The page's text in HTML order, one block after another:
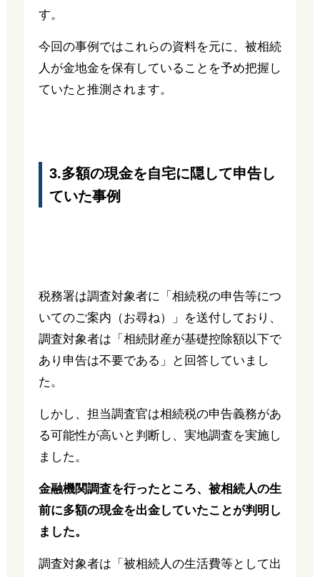
す。
今回の事例ではこれらの資料を元に、被相続
人が金地金を保有していることを予め把握し
ていたと推測されます。
3.多額の現金を自宅に隠して申告し
ていた事例
税務署は調査対象者に「相続税の申告等につ
いてのご案内（お尋ね）」を送付しており、
調査対象者は「相続財産が基礎控除額以下で
あり申告は不要である」と回答していまし
た。
しかし、担当調査官は相続税の申告義務があ
る可能性が高いと判断し、実地調査を実施し
ました。
金融機関調査を行ったところ、被相続人の生
前に多額の現金を出金していたことが判明し
ました。
調査対象者は「被相続人の生活費等として出